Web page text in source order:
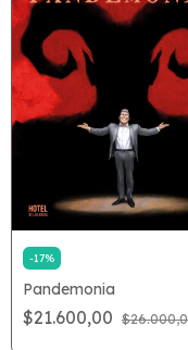
-17%
Pandemonia
$21.600,00